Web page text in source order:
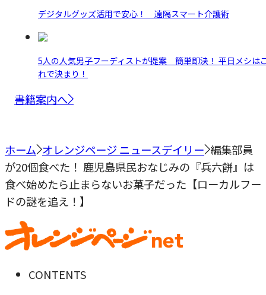
デジタルグッズ活用で安心！ 遠隔スマート介護術
5人の人気男子フーディストが提案 簡単即決！ 平日メシは
れで決まり！
書籍案内へ
ホーム オレンジページ ニュースデイリー 編集部員
が20個食べた！ 鹿児島県民おなじみの『兵六餅』は
食べ始めたら止まらないお菓子だった【ローカルフー
ドの謎を追え！】
CONTENTS